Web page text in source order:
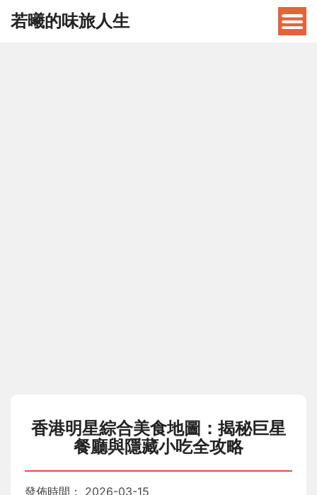
若曦的味旅人生
香港明星綜合美食地圖：揭秘巨星
餐廳與隱藏小吃全攻略
發佈時間： 2026-03-15